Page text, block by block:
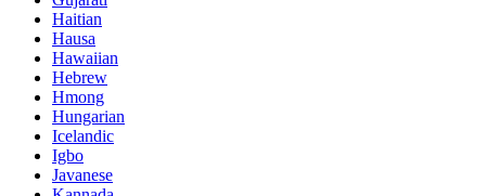
Haitian
Hausa
Hawaiian
Hebrew
Hmong
Hungarian
Icelandic
Igbo
Javanese